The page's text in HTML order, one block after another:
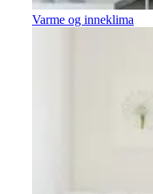
Varme og inneklima